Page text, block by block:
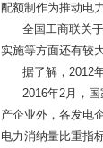
配额制作为推动电
全国工商联关
实施等方面还有较
据了解，2012
2016年2月，
产企业外，各发电
电力消纳量比重指